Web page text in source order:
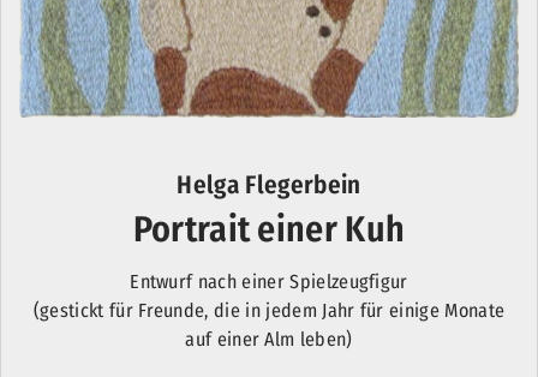
Helga Flegerbein
Portrait einer Kuh
Entwurf nach einer Spielzeugfigur
(gestickt für Freunde, die in jedem Jahr für einige Monate
auf einer Alm leben)